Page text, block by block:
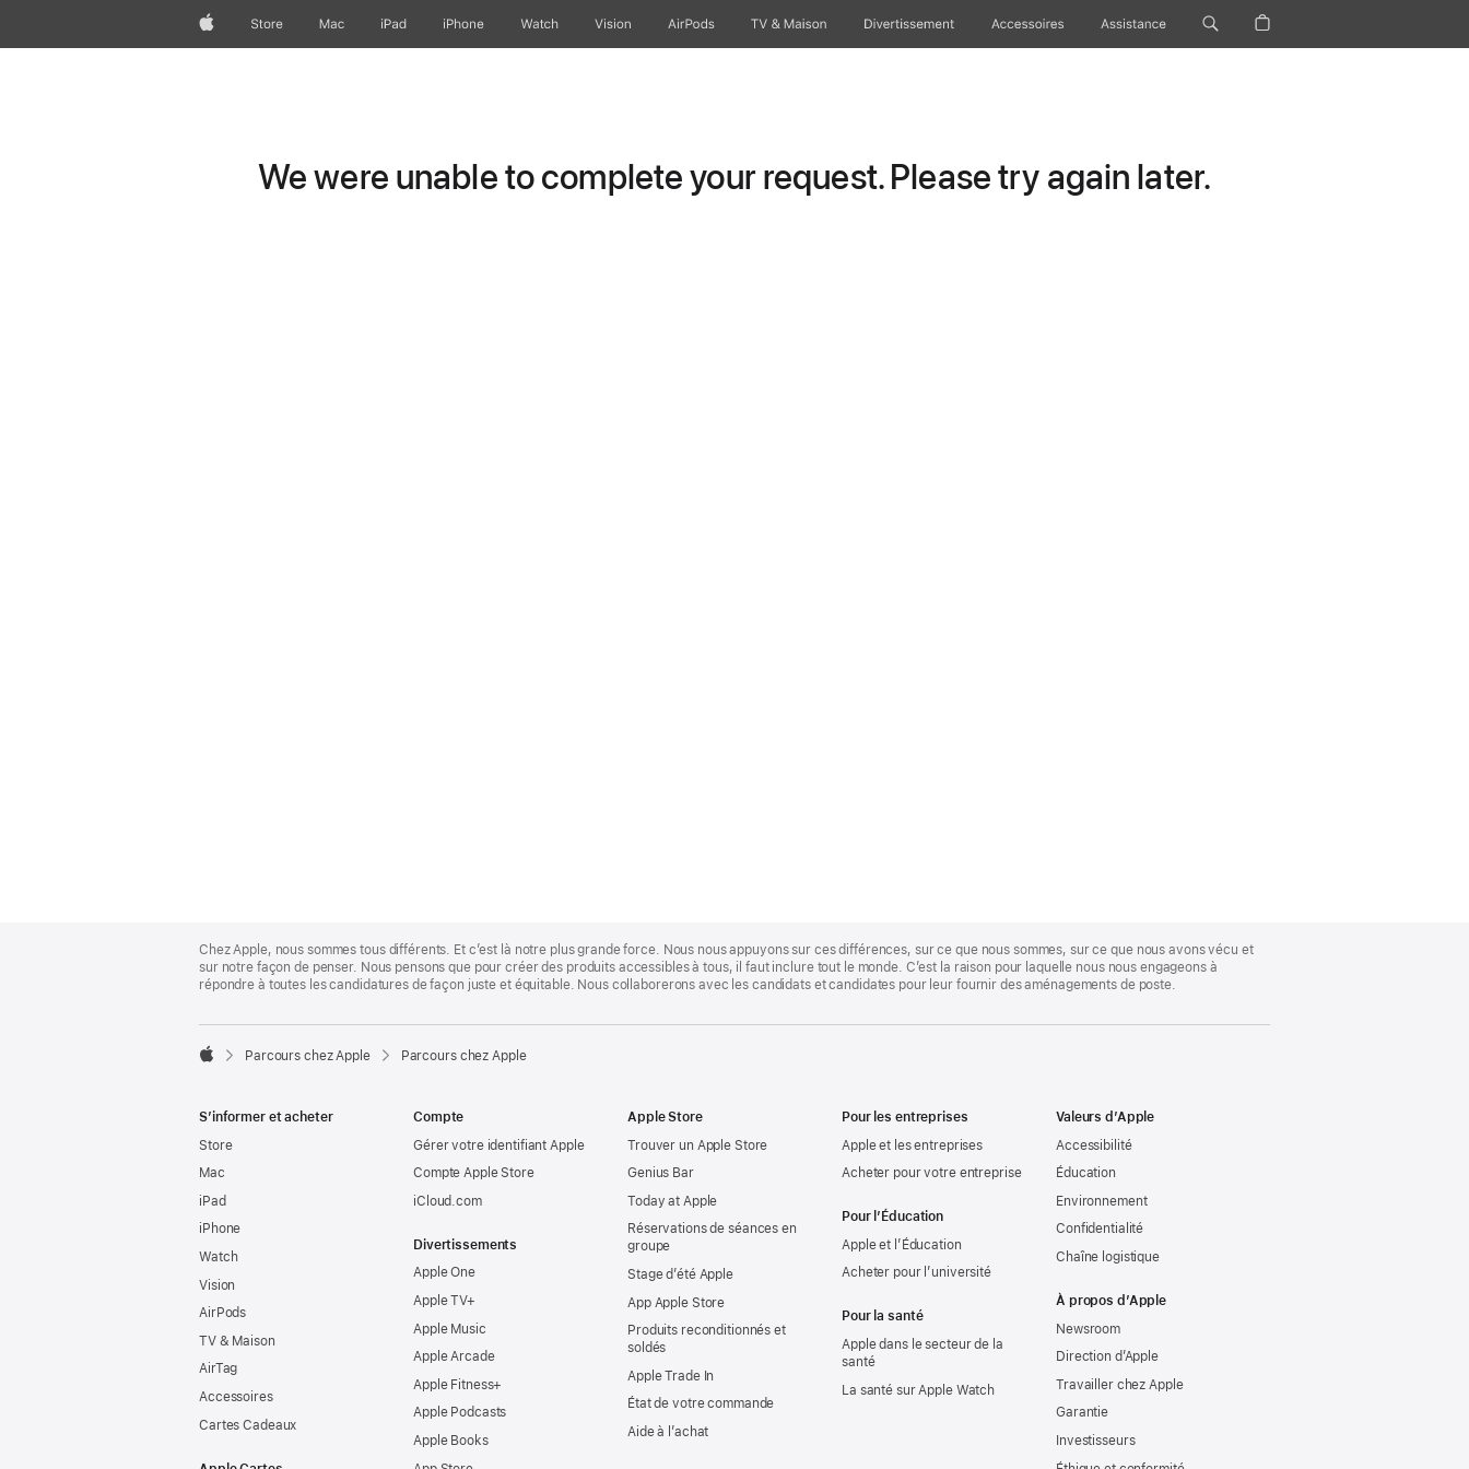
AppleStore Mac iPad iPhone Watch Vision AirPods TV & Maison Divertissements Accessoires Assistance
We were unable to complete your request. Please try again later.
Footer
Chez Apple, nous sommes tous différents. Et c’est là notre plus grande force. Nous nous appuyons sur ces différences, sur ce que nous sommes, sur ce que nous avons vécu et
sur notre façon de penser. Nous pensons que pour créer des produits accessibles à tous, il faut inclure tout le monde. C’est la raison pour laquelle nous nous engageons à
répondre à toutes les candidatures de façon juste et équitable. Nous collaborerons avec les candidats et candidates pour leur fournir des aménagements de poste.

Parcours chez Apple Parcours chez Apple
S’informer et acheter
Store
Mac
iPad
iPhone
Watch
Vision
AirPods
TV & Maison
AirTag
Accessoires
Cartes Cadeaux
Compte
Gérer votre identifiant Apple
Compte Apple Store
iCloud.com
Divertissements
Apple One
Apple TV+
Apple Music
Apple Arcade
Apple Fitness+
Apple Podcasts
Apple Books
Apple Store
Trouver un Apple Store
Genius Bar
Today at Apple
Réservations de séances en
groupe
Stage d’été Apple
App Apple Store
Produits reconditionnés et
soldés
Apple Trade In
État de votre commande
Aide à l’achat
Pour les entreprises
Apple et les entreprises
Acheter pour votre entreprise
Pour l’Éducation
Apple et l’Éducation
Acheter pour l’université
Pour la santé
Apple dans le secteur de la
santé
La santé sur Apple Watch
Valeurs d’Apple
Accessibilité
Éducation
Environnement
Confidentialité
Chaîne logistique
À propos d’Apple
Newsroom
Direction d’Apple
Travailler chez Apple
Garantie
Investisseurs